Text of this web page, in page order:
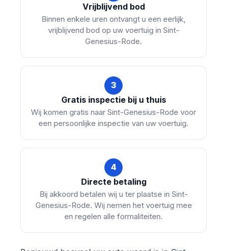
Vrijblijvend bod
Binnen enkele uren ontvangt u een eerlijk,
vrijblijvend bod op uw voertuig in Sint-
Genesius-Rode.
3
Gratis inspectie bij u thuis
Wij komen gratis naar Sint-Genesius-Rode voor
een persoonlijke inspectie van uw voertuig.
4
Directe betaling
Bij akkoord betalen wij u ter plaatse in Sint-
Genesius-Rode. Wij nemen het voertuig mee
en regelen alle formaliteiten.